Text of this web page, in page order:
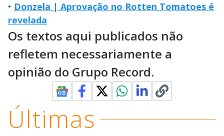
• Donzela | Aprovação no Rotten Tomatoes é
revelada
Os textos aqui publicados não
refletem necessariamente a
opinião do Grupo Record.
Últimas